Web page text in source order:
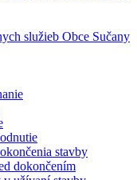
služieb Obce Sučany
stavby
dokončením